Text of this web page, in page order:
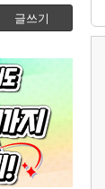
글쓰기